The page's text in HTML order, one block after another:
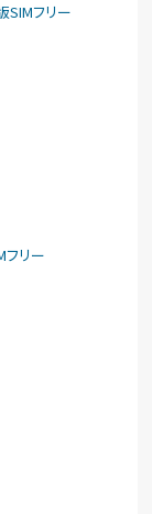
SIMフリー
リー